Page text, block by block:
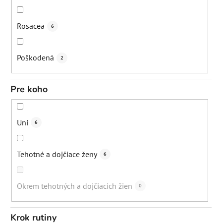
Zmiernenie zápal
Podpora rastu vlasov
Posilnenie odolnosti vlasu 0
Zmiernenie vypadávania vlasov
Rosacea 6
Poškodená 2
Pre koho
Uni 6
Tehotné a dojčiace ženy 6
Okrem tehotných a dojčiacich žien 0
Krok rutiny